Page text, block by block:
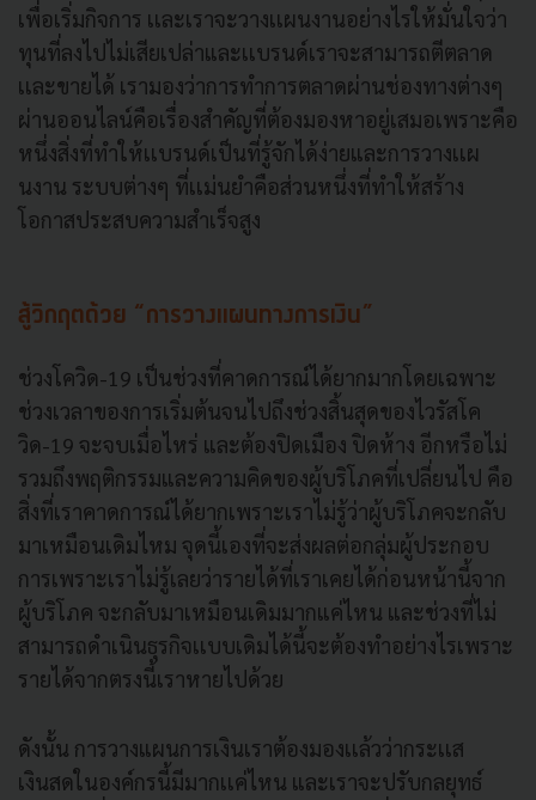
เพื่อเริ่มกิจการ เเละเราจะวางเเผนงานอย่างไรให้มั่นใจว่า
ทุนที่ลงไปไม่เสียเปล่าและเเบรนด์เราจะสามารถตีตลาด
เเละขายได้ เรามองว่าการทำการตลาดผ่านช่องทางต่างๆ
ผ่านออนไลน์คือเรื่องสำคัญที่ต้องมองหาอยู่เสมอเพราะคือ
หนึ่งสิ่งที่ทำให้เเบรนด์เป็นที่รู้จักได้ง่ายและการวางเเผ
นงาน ระบบต่างๆ ที่เเม่นยำคือส่วนหนึ่งที่ทำให้สร้าง
โอกาสประสบความสำเร็จสูง
สู้วิกฤตด้วย “การวางเเผนทางการเงิน”
ช่วงโควิด-19 เป็นช่วงที่คาดการณ์ได้ยากมากโดยเฉพาะ
ช่วงเวลาของการเริ่มต้นจนไปถึงช่วงสิ้นสุดของไวรัสโค
วิด-19 จะจบเมื่อไหร่ และต้องปิดเมือง ปิดห้าง อีกหรือไม่
รวมถึงพฤติกรรมและความคิดของผู้บริโภคที่เปลี่ยนไป คือ
สิ่งที่เราคาดการณ์ได้ยากเพราะเราไม่รู้ว่าผู้บริโภคจะกลับ
มาเหมือนเดิมไหม จุดนี้เองที่จะส่งผลต่อกลุ่มผู้ประกอบ
การเพราะเราไม่รู้เลยว่ารายได้ที่เราเคยได้ก่อนหน้านี้จาก
ผู้บริโภค จะกลับมาเหมือนเดิมมากแค่ไหน และช่วงที่ไม่
สามารถดำเนินธุรกิจเเบบเดิมได้นี้จะต้องทำอย่างไรเพราะ
รายได้จากตรงนี้เราหายไปด้วย
ดังนั้น การวางแผนการเงินเราต้องมองเเล้วว่ากระเเส
เงินสดในองค์กรนี้มีมากเเค่ไหน และเราจะปรับกลยุทธ์